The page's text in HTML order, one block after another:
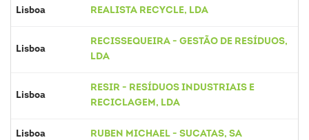
Lisboa REALISTA RECYCLE, LDA
Lisboa
RECISSEQUEIRA - GESTÃO DE RESÍDUOS,
LDA
Lisboa
RESIR - RESÍDUOS INDUSTRIAIS E
RECICLAGEM, LDA
Lisboa RUBEN MICHAEL - SUCATAS, SA